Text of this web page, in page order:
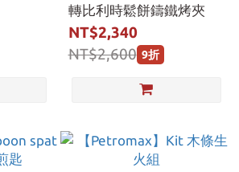
轉比利時鬆餅鑄鐵烤夾
NT$2,340
NT$2,600 9折